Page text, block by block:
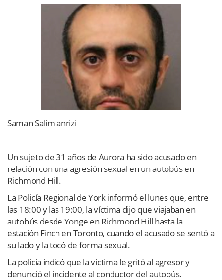
Saman Salimianrizi
Un sujeto de 31 años de Aurora ha sido acusado en
relación con una agresión sexual en un autobús en
Richmond Hill.
La Policía Regional de York informó el lunes que, entre
las 18:00 y las 19:00, la víctima dijo que viajaban en
autobús desde Yonge en Richmond Hill hasta la
estación Finch en Toronto, cuando el acusado se sentó a
su lado y la tocó de forma sexual.
La policía indicó que la víctima le gritó al agresor y
denunció el incidente al conductor del autobús.